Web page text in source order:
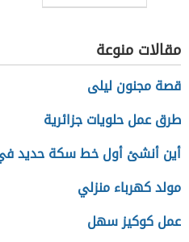
دينه)
مقالات منوعة
قصة مجنون ليلى
طرق عمل حلويات جزائرية
أين أنشئ أول خط سكة حديد في
مولد كهرباء منزلي
عمل كوكيز سهل